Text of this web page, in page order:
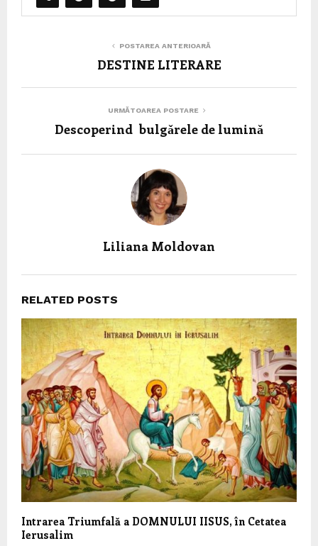
POSTAREA ANTERIOARĂ
DESTINE LITERARE
URMĂTOAREA POSTARE
Descoperind bulgǎrele de luminǎ
Liliana Moldovan
RELATED POSTS
Intrarea Triumfală a DOMNULUI IISUS, în Cetatea
Ierusalim